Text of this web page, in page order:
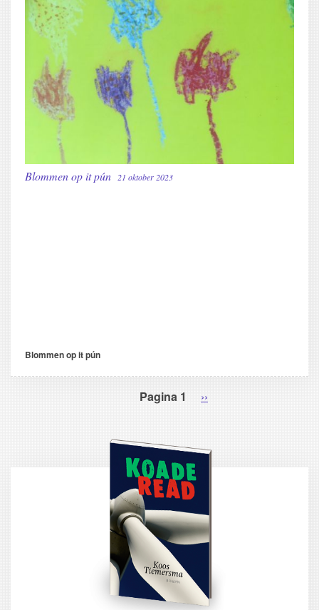
Blommen op it pún 21 oktober 2023
Blommen op it pún
Pagina 1
Volgende
››